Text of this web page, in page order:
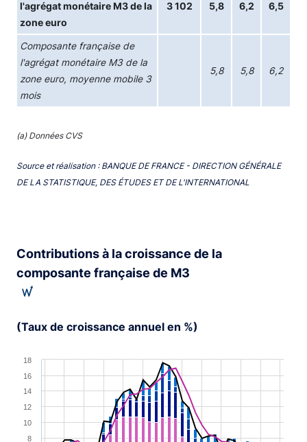
l'agrégat monétaire M3 de la
zone euro
3 102 5,8 6,2 6,5
Composante française de
l'agrégat monétaire M3 de la
zone euro, moyenne mobile 3
mois
5,8 5,8 6,2
(a) Données CVS
Source et réalisation : BANQUE DE FRANCE - DIRECTION GÉNÉRALE
DE LA STATISTIQUE, DES ÉTUDES ET DE L'INTERNATIONAL
Contributions à la croissance de la
composante française de M3
(Taux de croissance annuel en %)
Combination chart with 6 data series.
View as data table, Chart
The chart has 1 X axis displaying XAxis.
The chart has 1 Y axis displaying YAxis. Range: -2 to 18.
8
10
12
14
16
18